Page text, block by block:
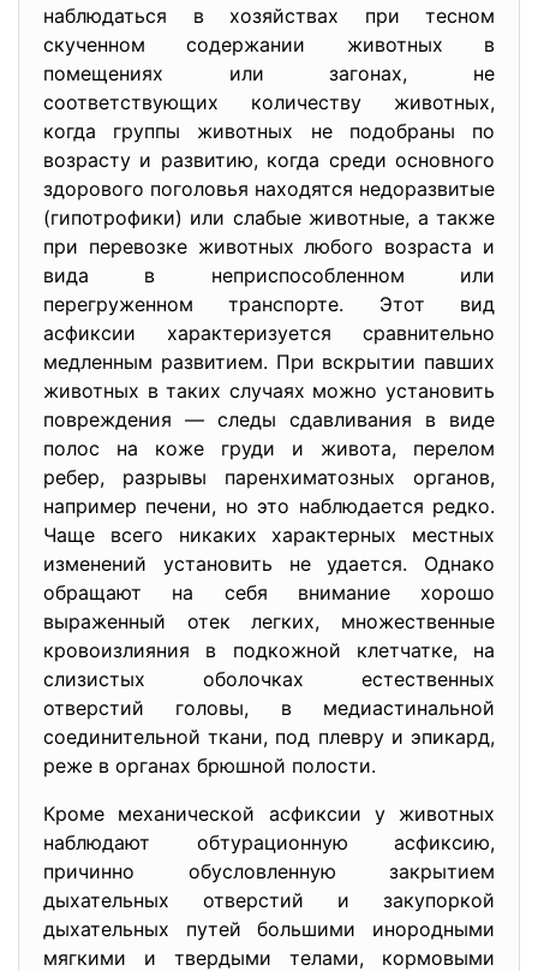
наблюдаться в хозяйствах при тесном
скученном содержании животных в
помещениях или загонах, не
соответствующих количеству животных,
когда группы животных не подобраны по
возрасту и развитию, когда среди основного
здорового поголовья находятся недоразвитые
(гипотрофики) или слабые животные, а также
при перевозке животных любого возраста и
вида в неприспособленном или
перегруженном транспорте. Этот вид
асфиксии характеризуется сравнительно
медленным развитием. При вскрытии павших
животных в таких случаях можно установить
повреждения — следы сдавливания в виде
полос на коже груди и живота, перелом
ребер, разрывы паренхиматозных органов,
например печени, но это наблюдается редко.
Чаще всего никаких характерных местных
изменений установить не удается. Однако
обращают на себя внимание хорошо
выраженный отек легких, множественные
кровоизлияния в подкожной клетчатке, на
слизистых оболочках естественных
отверстий головы, в медиастинальной
соединительной ткани, под плевру и эпикард,
реже в органах брюшной полости.
Кроме механической асфиксии у животных
наблюдают обтурационную асфиксию,
причинно обусловленную закрытием
дыхательных отверстий и закупоркой
дыхательных путей большими инородными
мягкими и твердыми телами, кормовыми